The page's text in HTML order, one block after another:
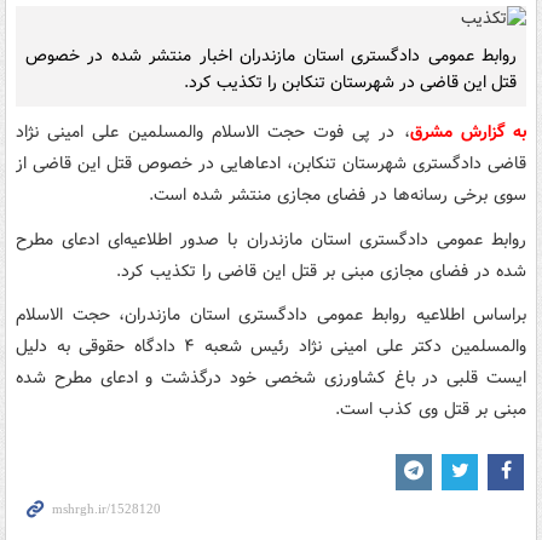
روابط عمومی دادگستری استان مازندران اخبار منتشر شده در خصوص
قتل این قاضی در شهرستان تنکابن را تکذیب کرد.
به گزارش مشرق، در پی فوت حجت الاسلام والمسلمین علی امینی نژاد
قاضی دادگستری شهرستان تنکابن، ادعاهایی در خصوص قتل این قاضی از
سوی برخی رسانه‌ها در فضای مجازی منتشر شده است.
روابط عمومی دادگستری استان مازندران با صدور اطلاعیه‌ای ادعای مطرح
شده در فضای مجازی مبنی بر قتل این قاضی را تکذیب کرد.
براساس اطلاعیه روابط عمومی دادگستری استان مازندران، حجت الاسلام
والمسلمین دکتر علی امینی نژاد رئیس شعبه ۴ دادگاه حقوقی به دلیل
ایست قلبی در باغ کشاورزی شخصی خود درگذشت و ادعای مطرح شده
مبنی بر قتل وی کذب است.